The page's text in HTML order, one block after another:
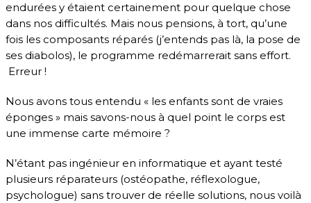
endurées y étaient certainement pour quelque chose
dans nos difficultés. Mais nous pensions, à tort, qu’une
fois les composants réparés (j’entends pas là, la pose de
ses diabolos), le programme redémarrerait sans effort.
Erreur !
Nous avons tous entendu « les enfants sont de vraies
éponges » mais savons-nous à quel point le corps est
une immense carte mémoire ?
N’étant pas ingénieur en informatique et ayant testé
plusieurs réparateurs (ostéopathe, réflexologue,
psychologue) sans trouver de réelle solutions, nous voilà